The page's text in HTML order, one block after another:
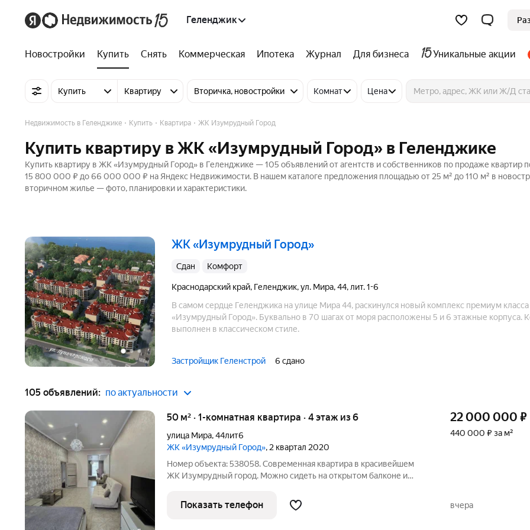
Геленджик
Новостройки Купить Снять Коммерческая Ипотека Журнал Для бизнеса Уникальные акции
Купить Квартиру Вторичка, новостройки Комнат Цена
Недвижимость в Геленджике Купить Квартира ЖК Изумрудный Город
Купить квартиру в ЖК «Изумрудный Город» в Геленджике
Купить квартиру в ЖК «Изумрудный Город» в Геленджике — 105 объявлений от агентств и собственников по продаже квартир
15 800 000 ₽ до 66 000 000 ₽ на Яндекс Недвижимости. В нашем каталоге предложения площадью от 25 м² до 110 м² в
вторичном жилье — фото, планировки и характеристики.
ЖК «Изумрудный Город»
Сдан комфорт
Краснодарский край, Геленджик,ул. Мира,44, лит. 1-6
В самом сердце Геленджика на улице Мира 44, раскинулся новый комплекс премиум класса
«Изумрудный Город». Буквально в 70 шагах от моря расположены 5 и 6 этажные корпуса.
выполнен в классическом стиле.
Застройщик Геленстрой 6 сдано
105 объявлений: по актуальности
50 м² · 1-комнатная квартира · 4 этаж из 6
улица Мира,44лит6
ЖК «Изумрудный Город», 2 квартал 2020
Номер объекта: 538058. Современная квартира в красивейшем
ЖК Изумрудный город. Можно сидеть на открытом балконе и
-открытый бассейн (на территории ЖК), красивые дорожки,
скверики, газоны. До моря 3
22 000 000 ₽
440 000 ₽ за м²
Показать телефон вчера